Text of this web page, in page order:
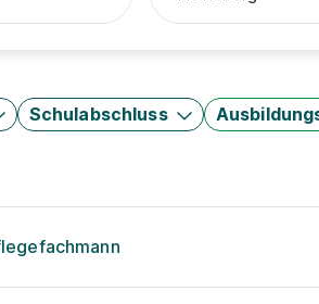
Schulabschluss